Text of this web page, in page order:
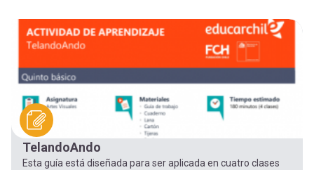
TelandoAndo
Esta guía está diseñada para ser aplicada en cuatro clases